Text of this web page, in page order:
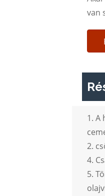
van
1. A
2.
4.
5.